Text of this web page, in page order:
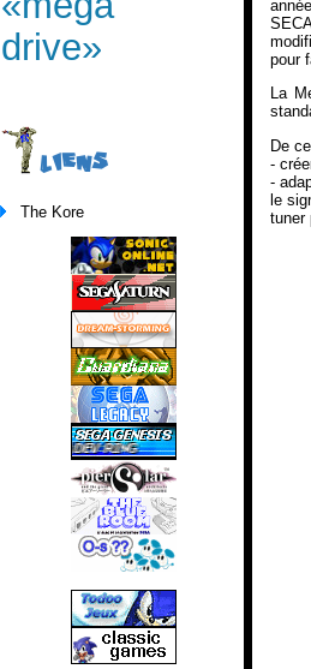
pour
La
De
-
-
le
tuner
drive»
LIENS
The Kore